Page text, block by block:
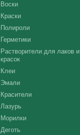
Воски
Краски
Полироли
Герметики
Растворители для лаков и
красок
Клеи
Эмали
Красители
Лазурь
Морилки
Деготь